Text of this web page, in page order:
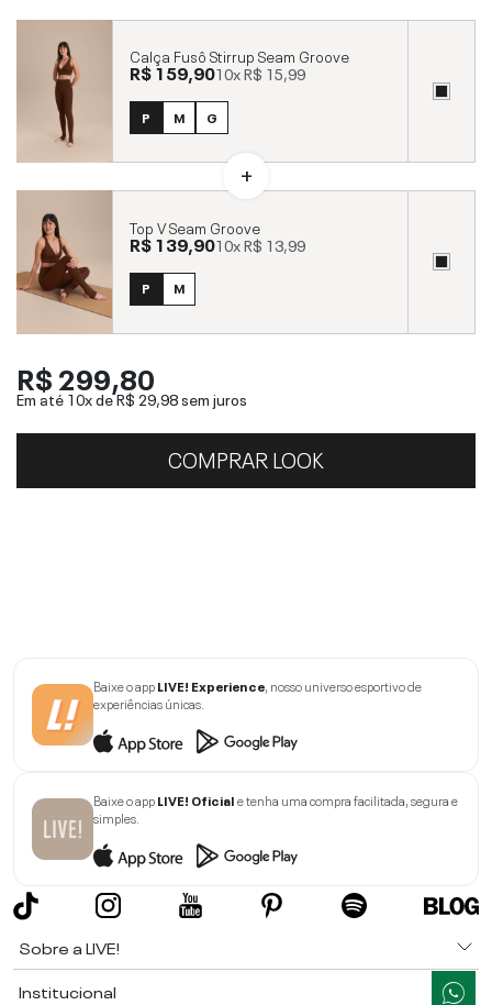
Calça Fusô Stirrup Seam Groove
R$ 159,9010xR$ 15,99
P M G
Top V Seam Groove
R$ 139,9010xR$ 13,99
P M
R$ 299,80
Em até 10x deR$ 29,98sem juros
COMPRAR LOOK
Baixe o appLIVE! Experience , nosso universo esportivo de
experiências únicas.
Baixe o appLIVE! Oficiale tenha uma compra facilitada, segura e
simples.
Sobre a LIVE!
Institucional